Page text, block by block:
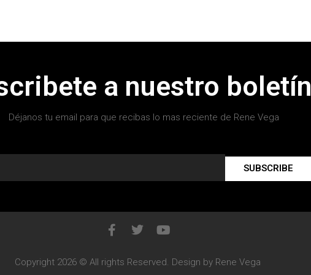
a nuestro boletín
Déjanos tu email para que recibas lo mas reciente de Rene Vega
SUBSCRIBE
Copyright 2026 © All rights Reserved. Design by Rene Vega